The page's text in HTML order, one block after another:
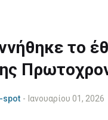
το
spot - Ιανουαρίου 01, 2026